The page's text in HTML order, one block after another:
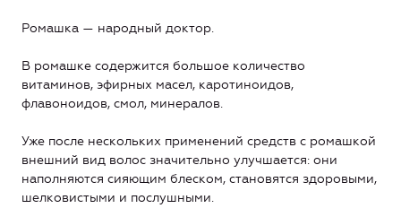
Ромашка — народный доктор.
В ромашке содержится большое количество
витаминов, эфирных масел, каротиноидов,
флавоноидов, смол, минералов.
Уже после нескольких применений средств с ромашкой
внешний вид волос значительно улучшается: они
наполняются сияющим блеском, становятся здоровыми,
шелковистыми и послушными.